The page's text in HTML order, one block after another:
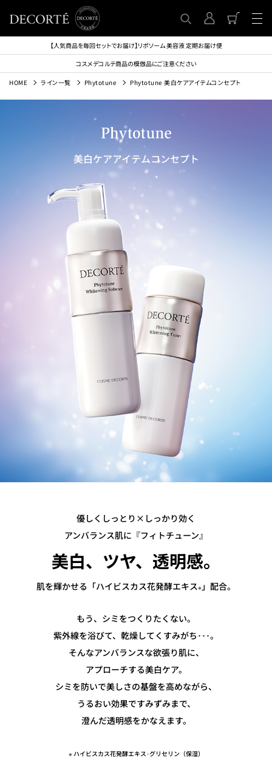
【人気商品を毎回セットでお届け】リポソーム 美容液 定期お届け便
コスメデコルテ商品の模倣品にご注意ください
HOME ライン一覧 Phytotune Phytotune 美白ケアアイテムコンセプト
美白ケアアイテムコンセプト
優しくしっとり×しっかり効く
アンバランス肌に『フィトチューン』
美白、ツヤ、透明感。
肌を輝かせる「ハイビスカス花発酵エキス※ 」配合。
もう、シミをつくりたくない。
紫外線を浴びて、乾燥してくすみがち･･･。
そんなアンバランスな欲張り肌に、
アプローチする美白ケア。
シミを防いで美しさの基盤を高めながら、
うるおい効果ですみずみまで、
澄んだ透明感をかなえます。
※ ハイビスカス花発酵エキス･グリセリン（保湿）